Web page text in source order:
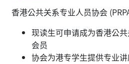
香港公共关系专业人员协会
现读生可申请成为香港公
会员
协会为港专学生提供专业